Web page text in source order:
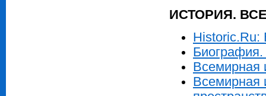
ИСТОРИЯ.
Historic.Ru:
Биография.
Всемирная
Всемирная